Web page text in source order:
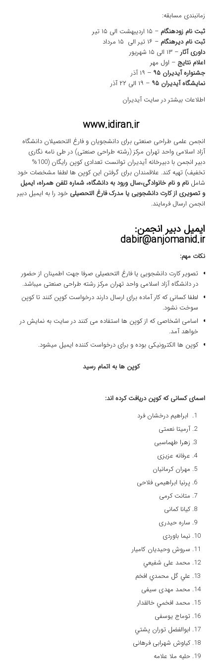
زمانبندی مسابقه:
ثبت نام زودهنگام – ۱۵ اردیبهشت الی ۱۵ تیر
ثبت نام دیرهنگام – ۱۶ تیر الی ۱۵ مرداد
داوری آثار– ۱۳ الی ۱۵ شهریور
اعلام نتایج – اول مهر
جشنواره آیدیران ۹۵
– ۱۹ آذر
نمایشگاه آیدیران ۹۵
– ۱۹ الی ۲۲ آذر
اطلاعات بیشتر در سایت آیدیران
www.idiran.ir
انجمن علمی طراحی صنعتی برای دانشجویان و فارغ التحصیلان دانشگاه
آزاد اسلامی واحد تهران مرکز (رشته طراحی صنعتی) در طی نامه نگاری
دبیر انجمن با دبیرخانه آیدیران توانست تعدادی کوپن رایگان (100%
تخفیف) تهیه کند. علاقمندان برای گرفتن این کوپن ها لطفا مشخصات خود
شامل نام و نام خانوادگی،سال ورود به دانشگاه، شماره تلفن همراه، ایمیل
و تصویری از کارت دانشجویی یا مدرک فارغ التحصیلی خود را به ایمیل دبیر
انجمن ارسال فرمایند.
ایمیل دبیر انجمن:
dabir@anjomanid.ir
نکات مهم:
تصویر کارت دانشجویی یا فارغ التحصیلی صرفا جهت اطمینان از حضور
در دانشگاه آزاد اسلامی واحد تهران مرکز رشته طراحی صنعتی میباشد.
لطفا کسانی که کار آماده برای ارسال دارند درخواست کوپن کنند تا کوپن
سوخت نشود.
اسامی اشخاصی که از کوپن ها استفاده می کنند در سایت به نمایش در
خواهد آمد.
کوپن ها الکترونیکی بوده و برای درخواست کننده ایمیل میشود.
کوپن ها به اتمام رسید
اسمای کسانی که کوپن دریافت کرده اند:
ابراهیم درخشان فرد
آرمیتا نعمتی
زهرا طهماسبی
عرفانه عزیزی
مهران کرمانیان
پرنیا ابراهیمی فلاحی
متانت کرمی
کیانا کمانی
ساره حيدرى
نیما باوردی
سروش وحيديان كاميار
محمد علی شفيعي
علي گل محمدي افخم
محمد مهدى سيفى
محمد افخمي خالقدار
توماج یوسفی
ابوالفضل توران پشتي
کیاوش شهرابی فرهانی
حليه ملا علامه